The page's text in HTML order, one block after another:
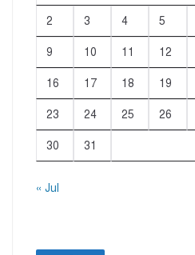
2 3 4 5
9 10 11 12
16 17 18 19
23 24 25 26
30 31
« Jul